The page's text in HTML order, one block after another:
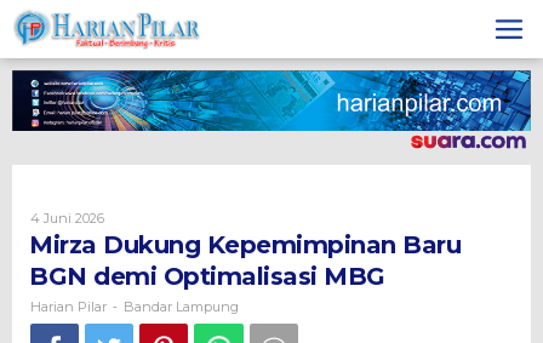
Skip
to
content
4 Juni 2026Oleh
Harian
Pilar
Mirza Dukung Kepemimpinan Baru
BGN demi Optimalisasi MBG
Harian Pilar - Bandar Lampung